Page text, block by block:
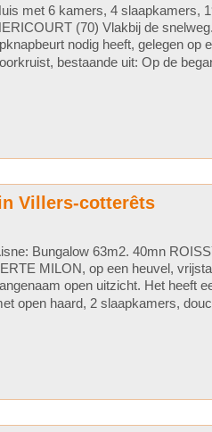
met 6 kamers, 4 slaapkamers,
(70) Vlakbij de
nodig heeft, gelegen op
bestaande uit: Op de
Villers-cotterêts
Bungalow 63m2. 40mn
MILON, op een heuvel,
open uitzicht. Het heeft
open haard, 2 slaapkamers,